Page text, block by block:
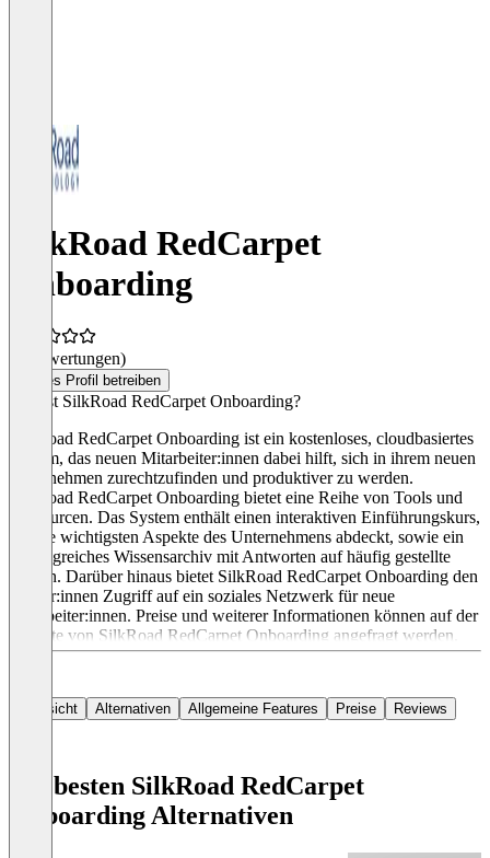
SilkRoad RedCarpet
Onboarding
(0 Bewertungen)
Dieses Profil betreiben
Was ist SilkRoad RedCarpet Onboarding?
SilkRoad RedCarpet Onboarding ist ein kostenloses, cloudbasiertes
System, das neuen Mitarbeiter:innen dabei hilft, sich in ihrem neuen
Unternehmen zurechtzufinden und produktiver zu werden.
SilkRoad RedCarpet Onboarding bietet eine Reihe von Tools und
Ressourcen. Das System enthält einen interaktiven Einführungskurs,
der die wichtigsten Aspekte des Unternehmens abdeckt, sowie ein
umfangreiches Wissensarchiv mit Antworten auf häufig gestellte
Fragen. Darüber hinaus bietet SilkRoad RedCarpet Onboarding den
Nutzer:innen Zugriff auf ein soziales Netzwerk für neue
Mitarbeiter:innen. Preise und weiterer Informationen können auf der
Website von SilkRoad RedCarpet Onboarding angefragt werden.
Übersicht Alternativen Allgemeine Features Preise Reviews
Die besten SilkRoad RedCarpet
Onboarding Alternativen